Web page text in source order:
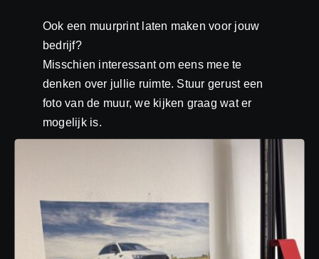
Ook een muurprint laten maken voor jouw
bedrijf?
Misschien interessant om eens mee te
denken over jullie ruimte. Stuur gerust een
foto van de muur, we kijken graag wat er
mogelijk is.